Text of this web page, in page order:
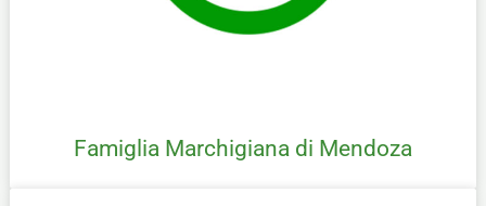
Famiglia Marchigiana di Mendoza